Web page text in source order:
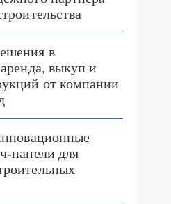
в
выкуп и
от компании
панели для